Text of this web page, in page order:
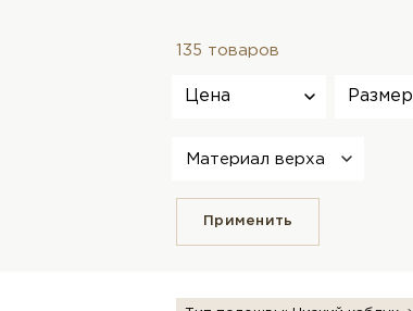
135 товаров
Цена Размер
Материал верха
Применить